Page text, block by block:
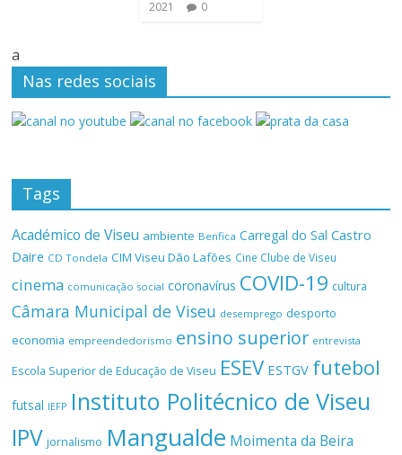
2021
0
a
Nas redes sociais
Tags
Académico de Viseu ambiente Benfica Carregal do Sal Castro
Daire CD Tondela CIM Viseu Dão Lafões Cine Clube de Viseu
cinema comunicação social coronavírus COVID-19 cultura
Câmara Municipal de Viseu desemprego desporto
economia empreendedorismo ensino superior entrevista
Escola Superior de Educação de Viseu ESEV ESTGV futebol
futsal IEFP Instituto Politécnico de Viseu
IPV jornalismo Mangualde Moimenta da Beira